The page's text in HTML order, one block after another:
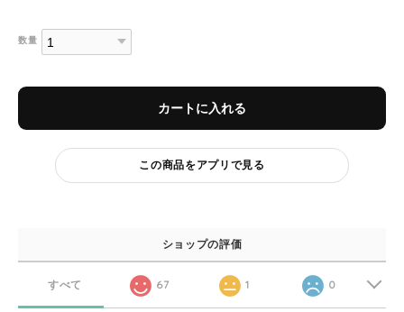
数量
カートに入れる
この商品をアプリで見る
ショップの評価
すべて 67 1 0